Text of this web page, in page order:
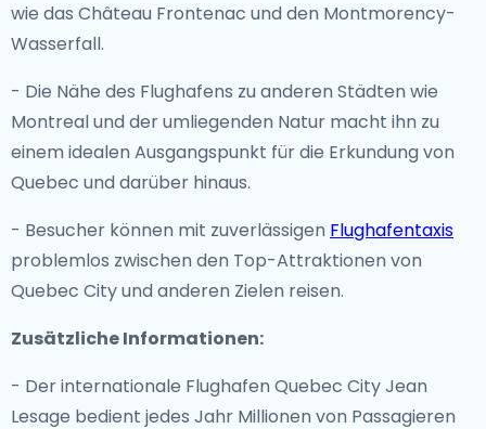
wie das Château Frontenac und den Montmorency-
Wasserfall.
- Die Nähe des Flughafens zu anderen Städten wie
Montreal und der umliegenden Natur macht ihn zu
einem idealen Ausgangspunkt für die Erkundung von
Quebec und darüber hinaus.
- Besucher können mit zuverlässigen Flughafentaxis
problemlos zwischen den Top-Attraktionen von
Quebec City und anderen Zielen reisen.
Zusätzliche Informationen:
- Der internationale Flughafen Quebec City Jean
Lesage bedient jedes Jahr Millionen von Passagieren